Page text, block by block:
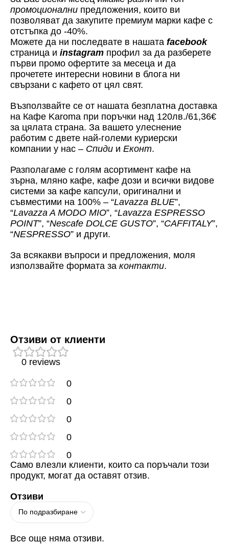
промоционални предложения, които ви
позволяват да закупите премиум марки кафе с
отстъпка до -40%.
Можете да ни последвате в нашата facebook
страница и instagram профил за да разберете
първи промо офертите за месеца и да
прочетете интересни новини в блога ни
свързани с кафето от цял свят.
Възползвайте се от нашата безплатна доставка
на Кафе Karoma при поръчки над 120лв./61,36€
за цялата страна. За вашето улеснение
работим с двете най-големи куриерски
компании у нас – Спиди и Еконт.
Разполагаме с голям асортимент кафе на
зърна, мляно кафе, кафе дози и всички видове
системи за кафе капсули, оригинални и
съвместими на 100% – “Lavazza BLUE”,
“Lavazza A MODO MIO”, “Lavazza ESPRESSO
POINT”, “Nescafe DOLCE GUSTO”, “CAFFITALY”,
“NESPRESSO” и други.
За всякакви въпроси и предложения, моля
използвайте формата за контакти.
Отзиви от клиенти
0 reviews
0
0
0
0
0
Отзиви
Все още няма отзиви.
Само влезли клиенти, които са поръчали този
продукт, могат да оставят отзив.